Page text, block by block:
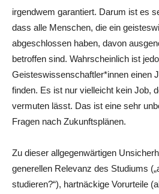
irgendwem garantiert. Darum ist es
dass alle Menschen, die ein
abgeschlossen haben, davon
betroffen sind. Wahrscheinlich ist
Geisteswissenschaftler*innen einen
finden. Es ist nur vielleicht kein Job,
vermuten lässt. Das ist eine sehr
Fragen nach Zukunftsplänen.
Zu dieser allgegenwärtigen
generellen Relevanz des Studiums
studieren?“), hartnäckige Vorurteile